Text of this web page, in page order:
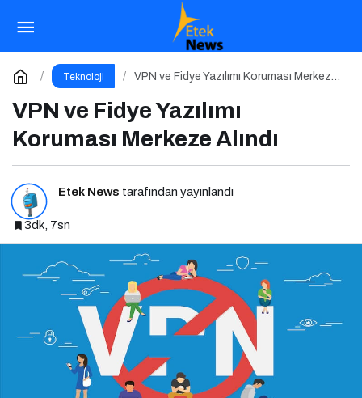
Teknoloji
VPN ve Fidye Yazılımı Koruması Merkeze
VPN ve Fidye Yazılımı
Koruması Merkeze Alındı
Etek News tarafından yayınlandı
3dk, 7sn
Dijital dünyanın yeni tehdidi: SnakeStealer
Yorum Yap